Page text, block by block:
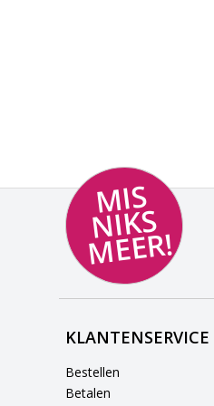
MI
S
NI
K
S
M
E
E
R!
KLANTENSERVICE
Bestellen
Betalen